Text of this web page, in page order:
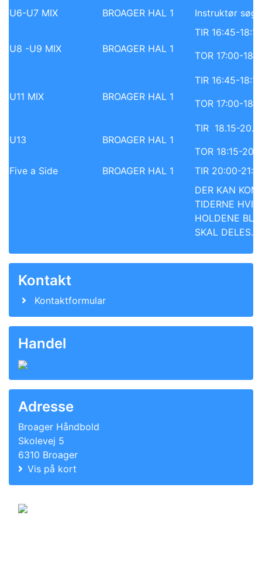
U6-U7 MIX BROAGER HAL 1 Instruktør
U8 -U9 MIX BROAGER HAL 1
TIR 16:45-
TOR 17:00-
U11 MIX BROAGER HAL 1
TIR 16:45-
TOR 17:00-
U13 BROAGER HAL 1
TIR 18.15-
TOR 18:15-
Five a Side
BROAGER HAL 1
TIR 20:00-
DER KAN
TIDERNE
HOLDENE
SKAL DELES.
Kontakt
Kontaktformular
Handel
Adresse
Broager Håndbold
Skolevej 5
6310 Broager
Vis på kort